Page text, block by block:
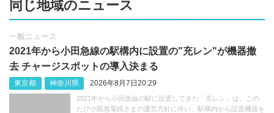
同じ地域のニュース
一般ニュース
2021年から小田急線の駅構内に設置の"充レン"が機器撤
去 チャージスポットの導入決まる
東京都 神奈川県 2026年8月7日20:29
2021年から小田急線の駅に設置してきた「充レン」は、この
たび小田急電鉄さまの運営方針に伴い、駅構内から設置機器を